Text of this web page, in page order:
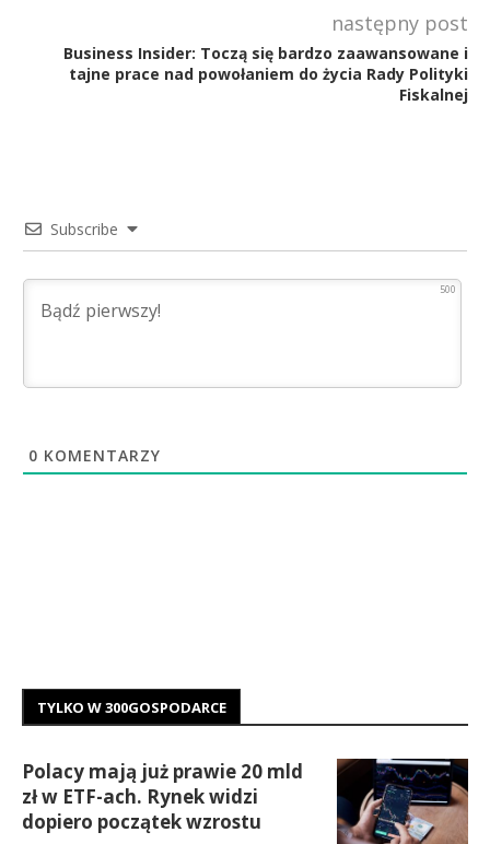
następny post
Business Insider: Toczą się bardzo zaawansowane i
tajne prace nad powołaniem do życia Rady Polityki
Fiskalnej
Subscribe
500
0 KOMENTARZY
TYLKO W 300GOSPODARCE
Polacy mają już prawie 20 mld
zł w ETF-ach. Rynek widzi
dopiero początek wzrostu